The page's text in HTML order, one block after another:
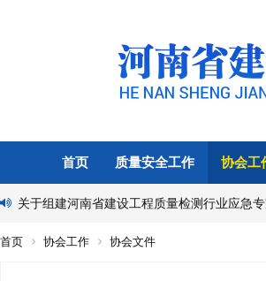
首页 质量安全工作 协会工
关于组建河南省建设工程质量检测行业应急
首页 协会工作 协会文件